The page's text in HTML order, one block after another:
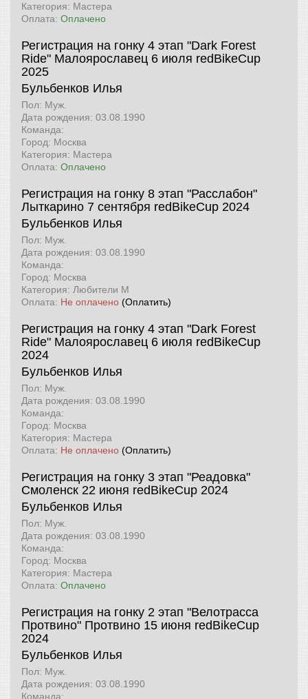
Категория: Мастера
Оплата: Оплачено
Регистрация на гонку 4 этап "Dark Forest
Ride" Малоярославец 6 июля redBikeCup
2025
Бульбенков Илья
Пол: Муж.
Дата рождения: 03.08.1990
Команда:
Город: Москва
Категория: Мастера
Оплата: Оплачено
Регистрация на гонку 8 этап "Расслабон"
Лыткарино 7 сентября redBikeCup 2024
Бульбенков Илья
Пол: Муж.
Дата рождения: 03.08.1990
Команда:
Город: Москва
Категория: Любители М
Оплата: Не оплачено (Оплатить)
Регистрация на гонку 4 этап "Dark Forest
Ride" Малоярославец 6 июля redBikeCup
2024
Бульбенков Илья
Пол: Муж.
Дата рождения: 03.08.1990
Команда:
Город: Москва
Категория: Мастера
Оплата: Не оплачено (Оплатить)
Регистрация на гонку 3 этап "Реадовка"
Смоленск 22 июня redBikeCup 2024
Бульбенков Илья
Пол: Муж.
Дата рождения: 03.08.1990
Команда:
Город: Москва
Категория: Мастера
Оплата: Оплачено
Регистрация на гонку 2 этап "Велотрасса
Протвино" Протвино 15 июня redBikeCup
2024
Бульбенков Илья
Пол: Муж.
Дата рождения: 03.08.1990
Команда: